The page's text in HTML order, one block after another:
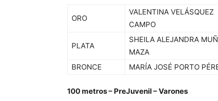
ORO
VALENTINA VELÁSQUEZ
CAMPO
PLATA
SHEILA ALEJANDRA
MAZA
BRONCE MARÍA JOSÉ PORTO
100 metros – PreJuvenil – Varones